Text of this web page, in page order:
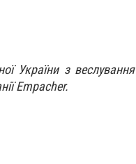
України з веслування
Empacher.